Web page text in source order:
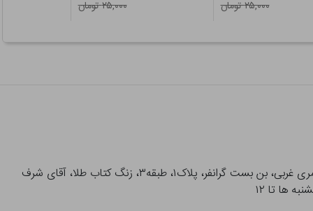
۲۵,۰۰۰ تومان
۲۵,۰۰۰ تومان
آدرس تحویل حضوری سفارشات: میدان انقلاب، خیابان انقلاب، خیابان ۱۲ فروردین، خیابان شهدای ژاندارمری غربی، بن بست گرانفر، پلاک۱، طبقه۳، زنگ کتاب طلا، آقای شرف